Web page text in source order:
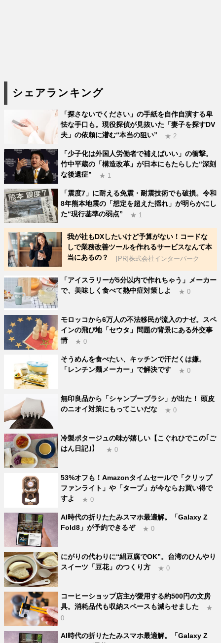
シェアランキング
「探さないでください」の手紙を自作自演する卑
怯な手口も。現役探偵が見抜いた「妻子を探すDV
夫」の依頼に潜む“本当の狙い”
★ 2
「少子化は外国人労働者で補えばいい」の衝撃。
竹中平蔵の「構造改革」が日本にもたらした“深刻
な後遺症”
★ 1
「震度7」に耐える免震・耐震技術でも破損。令和
8年熊本地震の「想定を超えた揺れ」が明らかにし
た“現行基準の弱点”
★ 1
我が社もDXしたいけど予算がない！コードな
しで業務改善ツールを作れるサービスなんて本
当にあるの？
[PR]株式会社インターパーク
「アイスラリーが5分以内で作れちゃう」メーカー
で、美味しく食べて熱中症対策しよ
★ 0
モロッコから6万人の不法移民が流入のナゼ。スペ
インの飛び地「セウタ」問題の背景にある外交事
情
★ 0
そうめんを食べたい、キッチンで汗だくは嫌。
「レンチン麺メーカー」で解決です
★ 0
無印良品から「シャンプーブラシ」が出た！ 頭皮
のニオイ対策にもってこいだな
★ 0
冷製ポタージュの味が嬉しい【こぐれひでこの｢ご
はん日記｣】
★ 0
53%オフも！Amazonタイムセールで「クリップ
ファンライト」や「タープ」が今ならお買い得で
すよ
★ 0
AI時代の折りたたみスマホ最適解。「Galaxy Z
Fold8」が予約できるぞ
★ 0
にがりの代わりに“絹豆腐でOK”。台湾のひんやり
スイーツ「豆花」のつくり方
★ 0
コーヒーショップ店主が愛用する約500円の文房
具。消耗品代も収納スペースも減らせました
★
0
AI時代の折りたたみスマホ最適解。「Galaxy Z